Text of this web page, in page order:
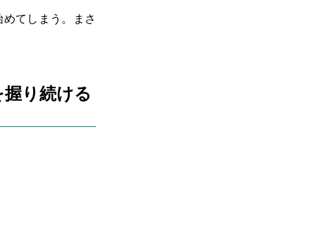
てしまう。まさ
り続ける